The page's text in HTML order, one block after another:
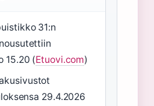
31:n
15.20 (Etuovi.com)
29.4.2026